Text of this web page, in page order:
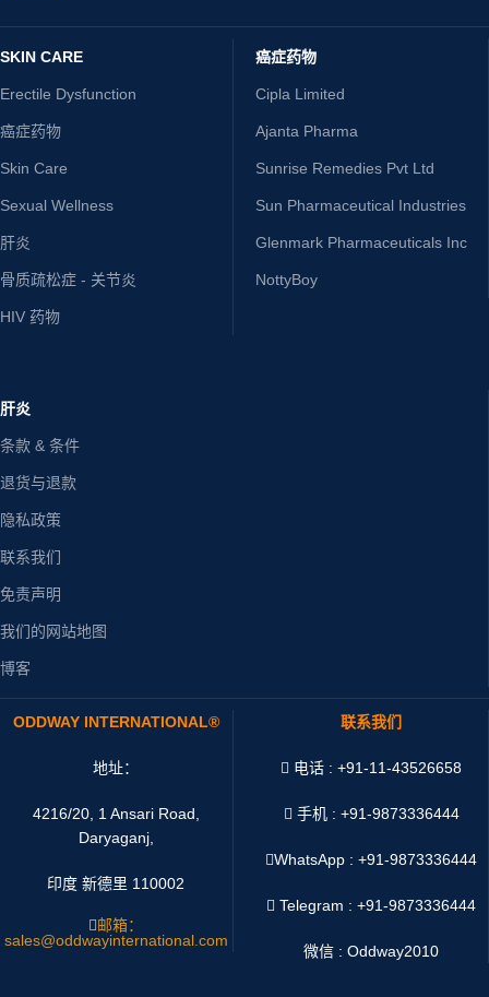
SKIN CARE
Erectile Dysfunction
癌症药物
Skin Care
Sexual Wellness
肝炎
骨质疏松症 - 关节炎
HIV 药物
癌症药物
Cipla Limited
Ajanta Pharma
Sunrise Remedies Pvt Ltd
Sun Pharmaceutical Industries
Glenmark Pharmaceuticals Inc
NottyBoy
肝炎
条款 & 条件
退货与退款
隐私政策
联系我们
免责声明
我们的网站地图
博客
ODDWAY INTERNATIONAL®
地址：
4216/20, 1 Ansari Road,
Daryaganj,
印度 新德里 110002
邮箱：
sales@oddwayinternational.com
联系我们
电话 : +91-11-43526658
手机 : +91-9873336444
WhatsApp :+91-9873336444
Telegram : +91-9873336444
微信 : Oddway2010